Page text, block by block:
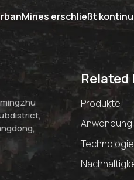
erschließt
Related
Produkte
Anwendung